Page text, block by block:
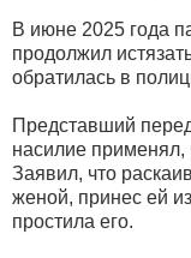
В июне 2025 года
продолжил
обратилась в
Представший
насилие применял,
Заявил, что
женой, принес ей
простила его.